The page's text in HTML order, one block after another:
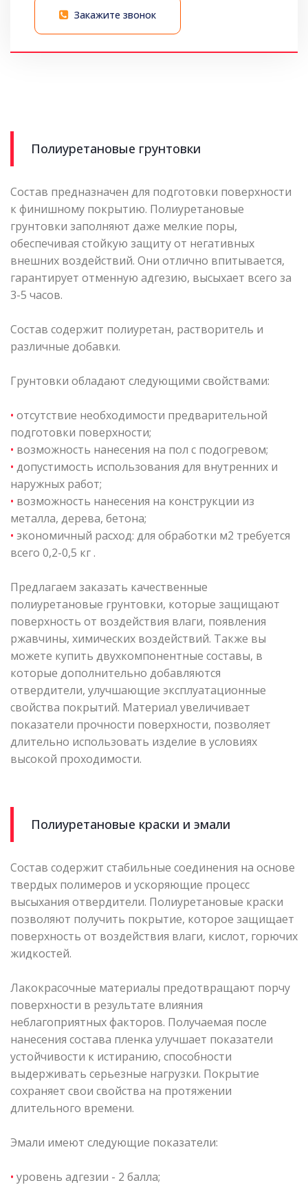
Закажите звонок
Полиуретановые грунтовки
Состав предназначен для подготовки поверхности
к финишному покрытию. Полиуретановые
грунтовки заполняют даже мелкие поры,
обеспечивая стойкую защиту от негативных
внешних воздействий. Они отлично впитывается,
гарантирует отменную адгезию, высыхает всего за
3-5 часов.
Состав содержит полиуретан, растворитель и
различные добавки.
Грунтовки обладают следующими свойствами:
• отсутствие необходимости предварительной
подготовки поверхности;
• возможность нанесения на пол с подогревом;
• допустимость использования для внутренних и
наружных работ;
• возможность нанесения на конструкции из
металла, дерева, бетона;
• экономичный расход: для обработки м2 требуется
всего 0,2-0,5 кг .
Предлагаем заказать качественные
полиуретановые грунтовки, которые защищают
поверхность от воздействия влаги, появления
ржавчины, химических воздействий. Также вы
можете купить двухкомпонентные составы, в
которые дополнительно добавляются
отвердители, улучшающие эксплуатационные
свойства покрытий. Материал увеличивает
показатели прочности поверхности, позволяет
длительно использовать изделие в условиях
высокой проходимости.
Полиуретановые краски и эмали
Состав содержит стабильные соединения на основе
твердых полимеров и ускоряющие процесс
высыхания отвердители. Полиуретановые краски
позволяют получить покрытие, которое защищает
поверхность от воздействия влаги, кислот, горючих
жидкостей.
Лакокрасочные материалы предотвращают порчу
поверхности в результате влияния
неблагоприятных факторов. Получаемая после
нанесения состава пленка улучшает показатели
устойчивости к истиранию, способности
выдерживать серьезные нагрузки. Покрытие
сохраняет свои свойства на протяжении
длительного времени.
Эмали имеют следующие показатели:
• уровень адгезии - 2 балла;